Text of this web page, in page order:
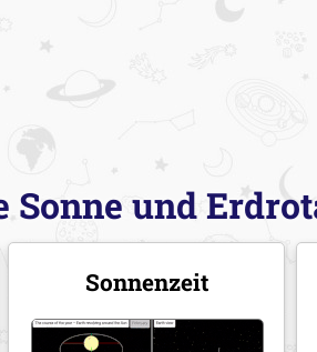
Sonne und
Sonnenzeit